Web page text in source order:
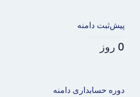
پیش‌ثبت دامنه
0 روز
دوره حسابداری دامنه